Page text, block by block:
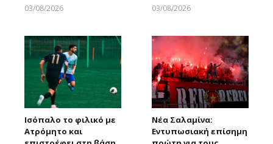
03/08/2026
03/08/2026
Ισόπαλο το φιλικό με
Ατρόμητο και
Νέα Σαλαμίνα:
Εντυπωσιακή επίσημη